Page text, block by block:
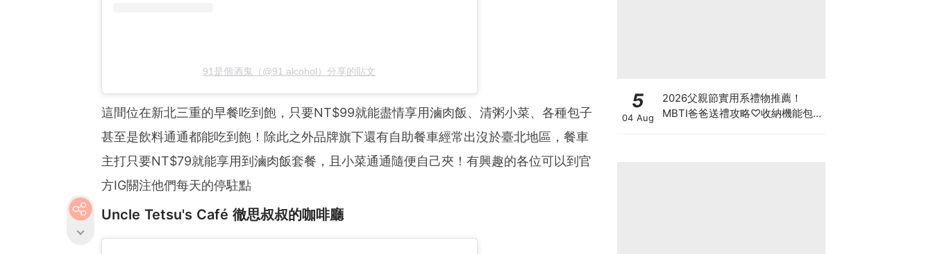
91是個酒鬼（@91.alcohol）分享的貼文
這間位在新北三重的早餐吃到飽，只要NT$99就能盡情享用滷肉飯、清粥小菜、各種包子
甚至是飲料通通都能吃到飽！除此之外品牌旗下還有自助餐車經常出沒於臺北地區，餐車
主打只要NT$79就能享用到滷肉飯套餐，且小菜通通隨便自己夾！有興趣的各位可以到官
方IG關注他們每天的停駐點
Uncle Tetsu's Café 徹思叔叔的咖啡廳
5
04 Aug
2026父親節實用系禮物推薦！
MBTI爸爸送禮攻略♡收納機能包